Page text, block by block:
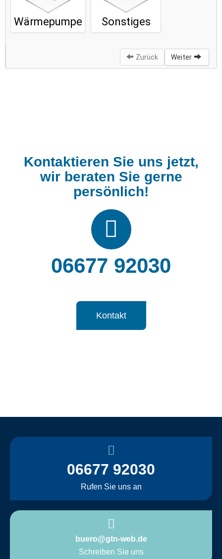
Kontaktieren Sie uns jetzt,
wir beraten Sie gerne
persönlich!
06677 92030
Kontakt
06677 92030
Rufen Sie uns an
buero@gtn-web.de
Schreiben Sie uns